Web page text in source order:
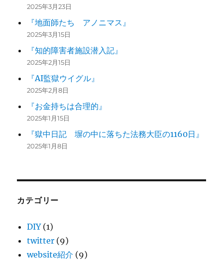
2025年3月23日
『地面師たち アノニマス』
2025年3月15日
『知的障害者施設潜入記』
2025年2月15日
『AI監獄ウイグル』
2025年2月8日
『お金持ちは合理的』
2025年1月15日
『獄中日記 塀の中に落ちた法務大臣の1160日』
2025年1月8日
カテゴリー
DIY(1)
twitter (9)
website紹介 (9)